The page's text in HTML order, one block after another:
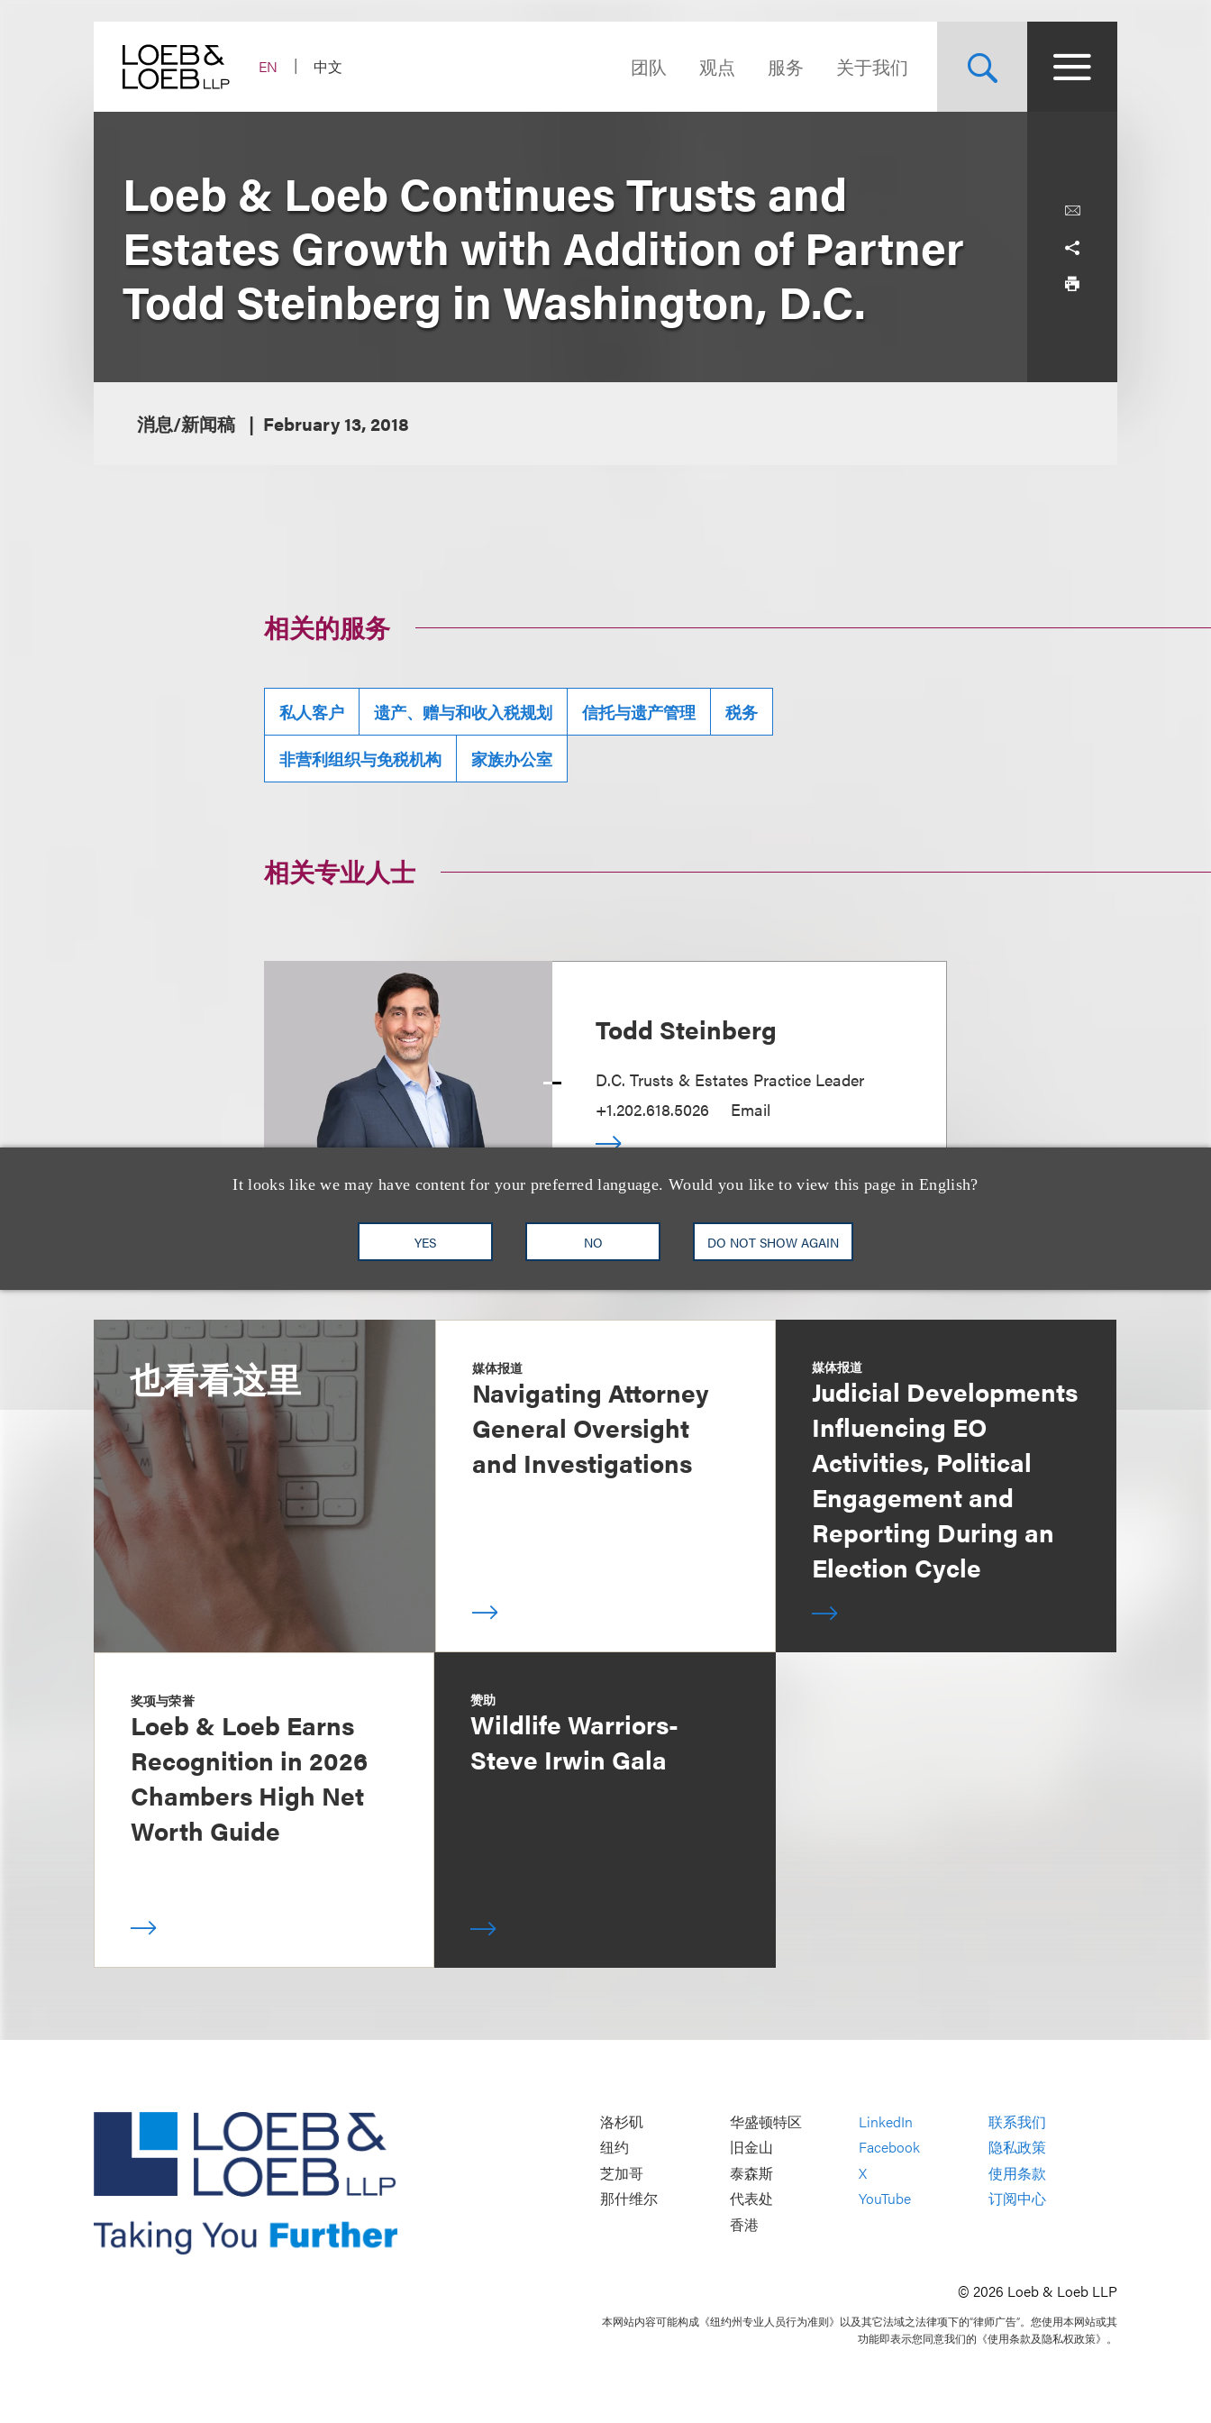
EN
中文 团队 观点 服务 关于我们
It looks like we may have content for your preferred language. Would you like to view this page in English?
YES NO DO NOT SHOW AGAIN
Loeb & Loeb Continues Trusts and
Estates Growth with Addition of Partner
Todd Steinberg in Washington, D.C.
消息/新闻稿 February 13, 2018
相关的服务
私人客户 遗产、赠与和收入税规划 信托与遗产管理 税务
非营利组织与免税机构 家族办公室
相关专业人士
Todd Steinberg
D.C. Trusts & Estates Practice Leader
+1.202.618.5026
Email
也看看这里 媒体报道
Navigating Attorney
General Oversight
and Investigations
媒体报道
Judicial Developments
Influencing EO
Activities, Political
Engagement and
Reporting During an
Election Cycle
奖项与荣誉
Loeb & Loeb Earns
Recognition in 2026
Chambers High Net
Worth Guide
赞助
Wildlife Warriors-
Steve Irwin Gala
洛杉矶
纽约
芝加哥
那什维尔
华盛顿特区
旧金山
泰森斯
代表处
香港
LinkedIn
Facebook
X
YouTube
联系我们
隐私政策
使用条款
订阅中心
© 2026 Loeb & Loeb LLP
本网站内容可能构成《纽约州专业人员行为准则》以及其它法域之法律项下的“律师广告”。您使用本网站或其
功能即表示您同意我们的《使用条款及隐私权政策》。